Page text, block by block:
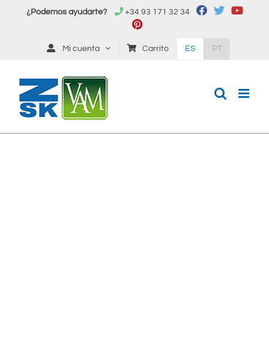
¿Podemos ayudarte? +34 93 171 32 34
Mi cuenta Carrito ES PT